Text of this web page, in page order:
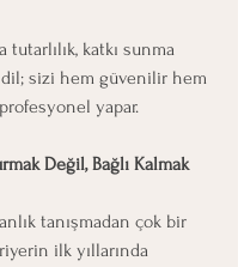
tutarlılık, katkı sunma
sizi hem güvenilir hem
yapar.
Değil, Bağlı Kalmak
tanışmadan çok bir
ilk yıllarında